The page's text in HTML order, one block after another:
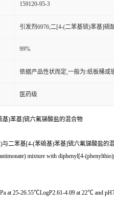
159120-95-3
引发剂6976;二[4-(二苯基锍)苯基]
99%
依据产品性状而定,一般为:纸板桶或
医药级
)苯基]锍六氟锑酸盐的混合物
二苯基[4-(苯硫基)苯基]锍六氟锑酸盐的
mixture with diphenyl[4-
at 25-26.55℃LogP2.61-4.09 at 22℃ and